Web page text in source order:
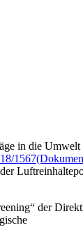
in die Umwelt
18/1567
der